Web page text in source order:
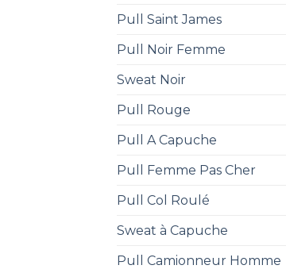
Pull Saint James
Pull Noir Femme
Sweat Noir
Pull Rouge
Pull A Capuche
Pull Femme Pas Cher
Pull Col Roulé
Sweat à Capuche
Pull Camionneur Homme